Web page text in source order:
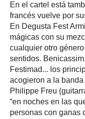
En el cartel está
francés vuelve por
En Degusta Fest
mágicas con su
cualquier otro
sentidos.
Festimad... los
acogieron a la
Philippe Freu
“en noches en las
personas con ganas